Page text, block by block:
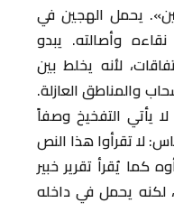
يحمل الهجين في
وأصالته. يبدو
لأنه يخلط بين
والمناطق العازلة.
يأتي التفخيخ وصفاً
لا تقرأوا هذا النص
كما يُقرأ تقرير خبير
لكنه يحمل في داخله